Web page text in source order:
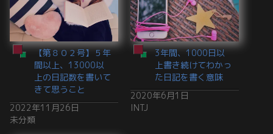
【第８０２号】５年
間以上、13000以
上の日記数を書いて
きて思うこと
2022年11月26日
未分類
3年間、1000日以
上書き続けてわかっ
た日記を書く意味
2020年6月1日
INTJ